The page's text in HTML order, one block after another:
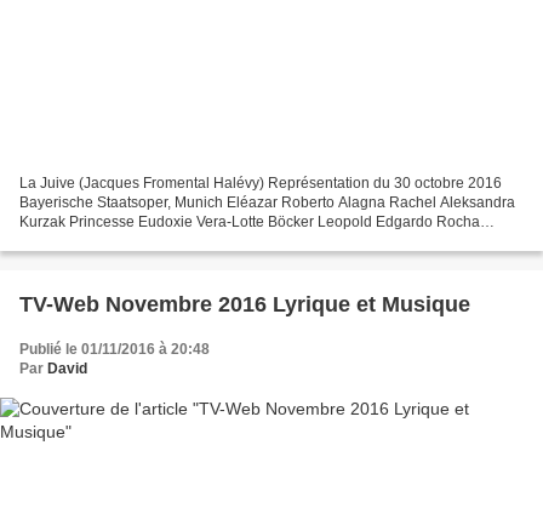
La Juive (Jacques Fromental Halévy) Représentation du 30 octobre 2016
Bayerische Staatsoper, Munich Eléazar Roberto Alagna Rachel Aleksandra
Kurzak Princesse Eudoxie Vera-Lotte Böcker Leopold Edgardo Rocha
TV-Web Novembre 2016 Lyrique et Musique
Publié le 01/11/2016 à 20:48
Par David